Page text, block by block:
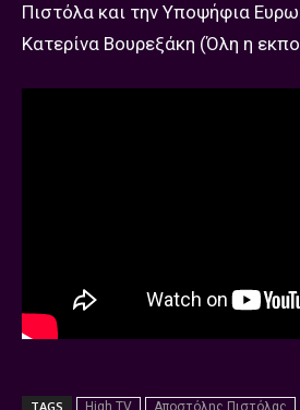
Πιστόλα και την Υποψήφια
Κατερίνα Βουρεξάκη (Όλη η
TAGS